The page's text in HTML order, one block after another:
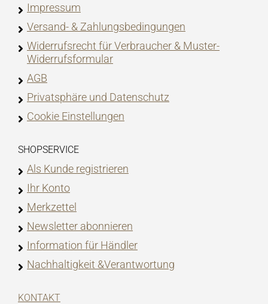
Impressum
Versand- & Zahlungsbedingungen
Widerrufsrecht für Verbraucher & Muster-
Widerrufsformular
AGB
Privatsphäre und Datenschutz
Cookie Einstellungen
SHOPSERVICE
Als Kunde registrieren
Ihr Konto
Merkzettel
Newsletter abonnieren
Information für Händler
Nachhaltigkeit &Verantwortung
KONTAKT